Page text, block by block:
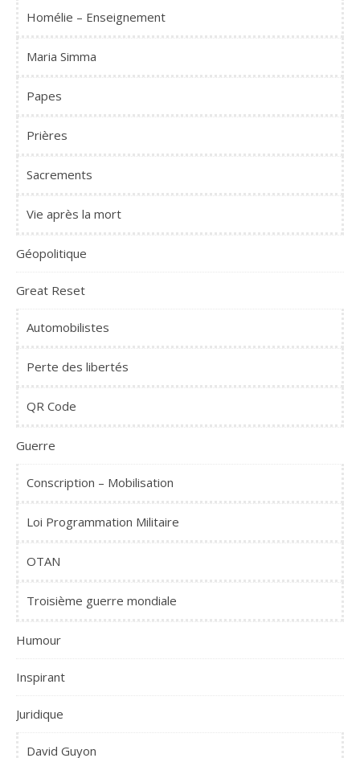
Homélie – Enseignement
Maria Simma
Papes
Prières
Sacrements
Vie après la mort
Géopolitique
Great Reset
Automobilistes
Perte des libertés
QR Code
Guerre
Conscription – Mobilisation
Loi Programmation Militaire
OTAN
Troisième guerre mondiale
Humour
Inspirant
Juridique
David Guyon